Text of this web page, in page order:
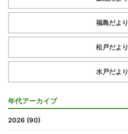
福島だより
松戸だより
水戸だより
年代アーカイブ
2026 (90)